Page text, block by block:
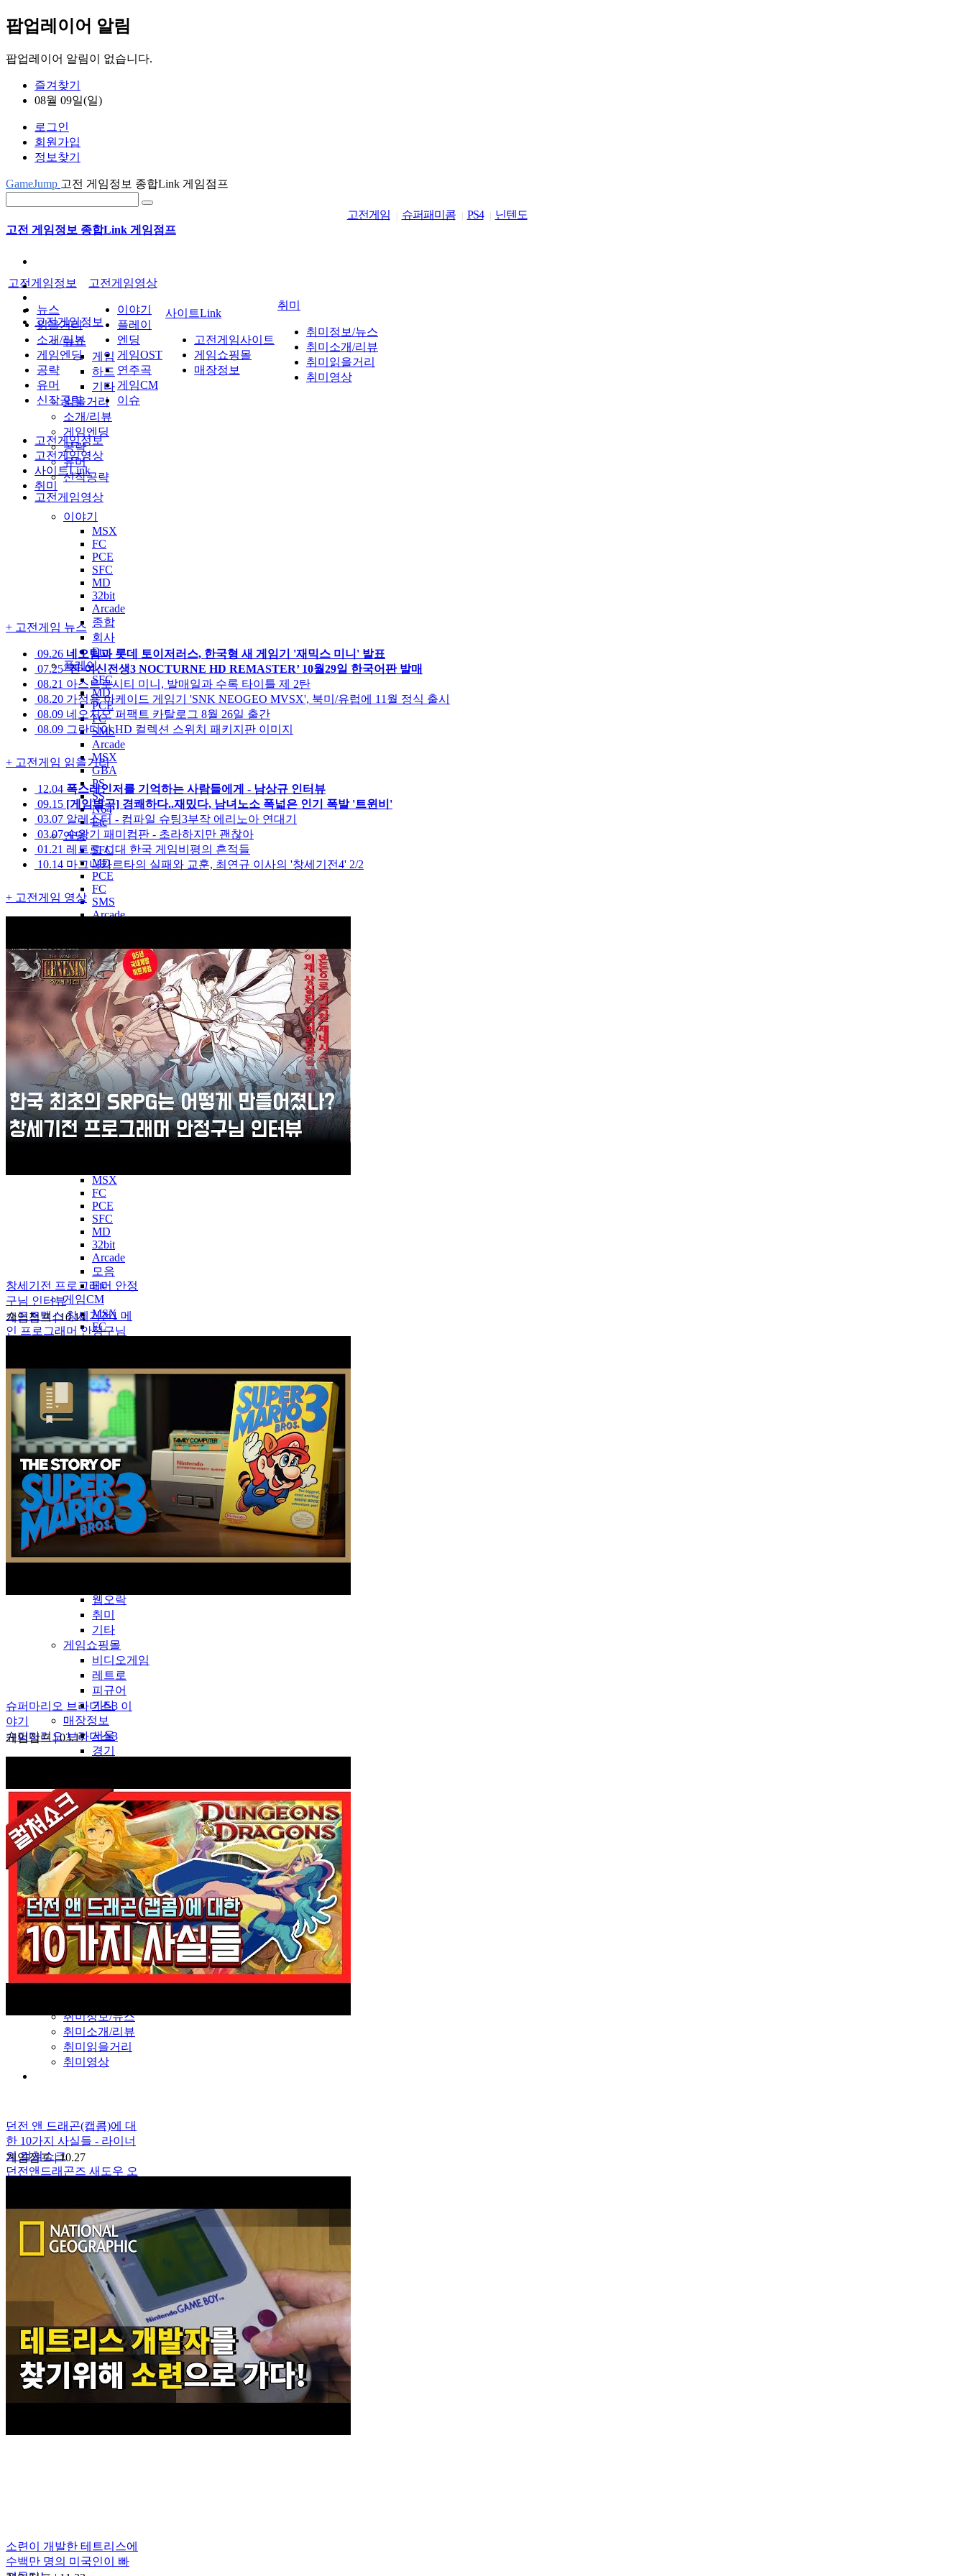
팝업레이어 알림
팝업레이어 알림이 없습니다.
즐겨찾기
08월 09일(일)
로그인
회원가입
정보찾기
GameJump 고전 게임정보 종합Link 게임점프
고전게임 슈퍼패미콤 PS4
닌텐도
고전 게임정보 종합Link 게임점프
고전게임정보
뉴스
게임
하드
기타
읽을거리
소개/리뷰
게임엔딩
공략
유머
신작공략
고전게임영상
이야기
MSX
FC
PCE
SFC
MD
32bit
Arcade
종합
회사
Etc
플레이
SFC
MD
PCE
FC
SMS
Arcade
MSX
GBA
PS
SS
N64
Etc
엔딩
SFC
MD
PCE
FC
SMS
Arcade
PS
SS
N64
Etc
게임OST
MSX
FC
SFC
MD
PCE
PS
SS
N64
Arcade
모음
MSX
FC
PCE
SFC
MD
32bit
Arcade
모음
Etc
게임CM
MSX
FC
PCE
MD
PS
N64
Neogeo
GBA
Etc
이슈
사이트Link
고전게임사이트
에뮬전문
고전pc
게임blog
웹오락
취미
기타
게임쇼핑몰
비디오게임
레트로
피규어
기타
매장정보
서울
경기
충북
충남
대전
세종
광주
전북
전남
경북
경남
대구
부산
울산
제주
취미정보/뉴스
취미소개/리뷰
취미읽을거리
취미영상
고전게임정보
뉴스
읽을거리
소개/리뷰
게임엔딩
공략
유머
신작공략
고전게임영상
이야기
플레이
엔딩
게임OST
연주곡
게임CM
이슈
사이트Link
고전게임사이트
게임쇼핑몰
매장정보
취미
취미정보/뉴스
취미소개/리뷰
취미읽을거리
취미영상
고전게임정보
고전게임영상
사이트Link
취미
+ 고전게임 뉴스
09.26 네오팀과 롯데 토이저러스, 한국형 새 게임기 '재믹스 미니' 발표
07.25'진·여신전생3 NOCTURNE HD REMASTER’ 10월29일 한국어판 발매
08.21 아스트로시티 미니, 발매일과 수록 타이틀 제 2탄
08.20 가정용 아케이드 게임기 'SNK NEOGEO MVSX', 북미/유럽에 11월 정식 출시
08.09 네오지오 퍼팩트 카탈로그 8월 26일 출간
08.09 그란디아 HD 컬렉션 스위치 패키지판 이미지
+ 고전게임 읽을거리
12.04 폭스레인저를 기억하는 사람들에게 - 남상규 인터뷰
09.15 [게임별곡] 경쾌하다..재밌다, 남녀노소 폭넓은 인기 폭발 '트윈비'
03.07 알레스터 - 컴파일 슈팅3부작 에리노아 연대기
03.07수왕기 패미컴판 - 초라하지만 괜찮아
01.21 레트로 시대 한국 게임비평의 흔적들
10.14 마그나카르타의 실패와 교훈, 최연규 이사의 '창세기전4' 2/2
+ 고전게임 영상
창세기전 프로그래머 안정
구님 인터뷰
소프트맥스 창세기전1 메
인 프로그래머 안정구님
게임점프| 10.14
슈퍼마리오 브라더스3 이
야기
슈퍼마리오 브라더스3
게임점프| 03.17
던전 앤 드래곤(캡콤)에 대
한 10가지 사실들 - 라이너
의 컬쳐쇼크
던전앤드래곤즈 새도우 오
게임점프| 10.27
소련이 개발한 테트리스에
수백만 명의 미국인이 빠